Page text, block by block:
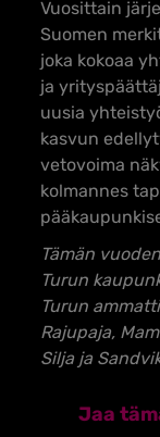
Vuosittain
Suomen
joka kokoaa
ja
uusia
kasvun
vetovoima
kolmannes
Tämän
Turun
Turun
Rajupaja,
Silja ja
Jaa